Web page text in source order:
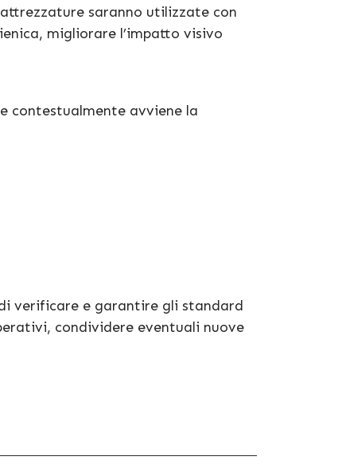
saranno utilizzate con
migliorare l’impatto visivo
contestualmente avviene la
verificare e garantire gli standard
condividere eventuali nuove